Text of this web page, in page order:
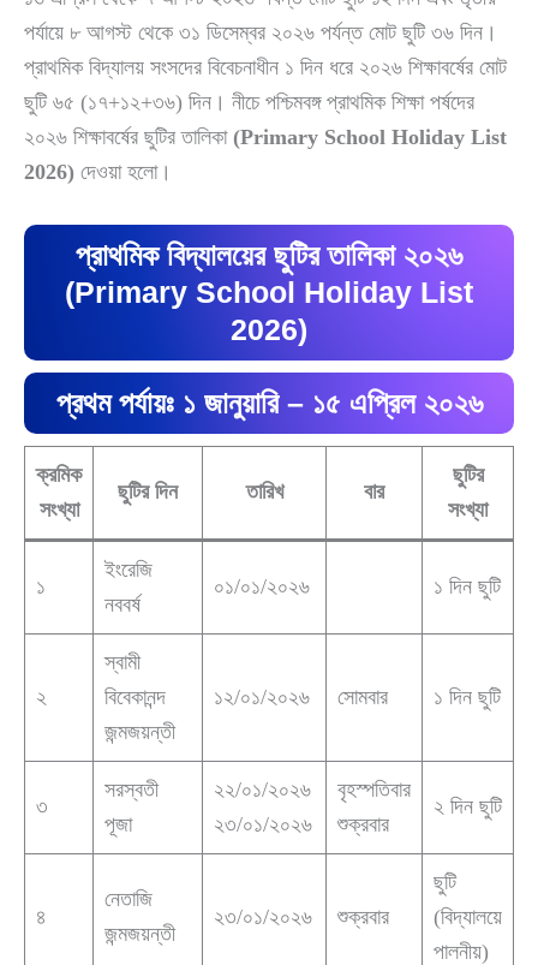
পর্যায়ে ৮ আগস্ট থেকে ৩১ ডিসেম্বর ২০২৬ পর্যন্ত মোট ছুটি ৩৬ দিন।
প্রাথমিক বিদ্যালয় সংসদের বিবেচনাধীন ১ দিন ধরে ২০২৬ শিক্ষাবর্ষের মোট
ছুটি ৬৫ (১৭+১২+৩৬) দিন। নীচে পশ্চিমবঙ্গ প্রাথমিক শিক্ষা পর্ষদের
২০২৬ শিক্ষাবর্ষের ছুটির তালিকা (Primary School Holiday List
2026) দেওয়া হলো।
প্রাথমিক বিদ্যালয়ের ছুটির তালিকা ২০২৬
(Primary School Holiday List
2026)
প্রথম পর্যায়ঃ ১ জানুয়ারি – ১৫ এপ্রিল ২০২৬
ক্রমিক
সংখ্যা
ছুটির দিন তারিখ বার
ছুটির
সংখ্যা
১
ইংরেজি
নববর্ষ
০১/০১/২০২৬ ১ দিন ছুটি
২
স্বামী
বিবেকানন্দ
জন্মজয়ন্তী
১২/০১/২০২৬ সোমবার ১ দিন ছুটি
৩
সরস্বতী
পূজা
২২/০১/২০২৬
২৩/০১/২০২৬
বৃহস্পতিবার
শুক্রবার
২ দিন ছুটি
৪
নেতাজি
জন্মজয়ন্তী
২৩/০১/২০২৬ শুক্রবার
ছুটি
(বিদ্যালয়ে
পালনীয়)